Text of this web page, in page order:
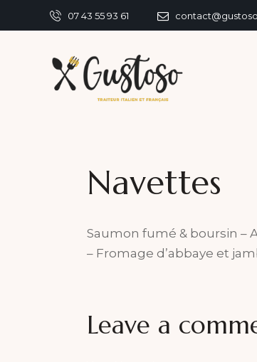
07 43 55 93 61
Navettes
Saumon fumé & boursin –
– Fromage d’abbaye et
Leave a